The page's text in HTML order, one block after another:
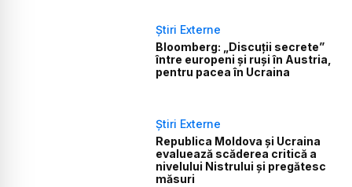
Știri Externe
Bloomberg: „Discuții secrete”
între europeni și ruși în Austria,
pentru pacea în Ucraina
Știri Externe
Republica Moldova și Ucraina
evaluează scăderea critică a
nivelului Nistrului și pregătesc
măsuri